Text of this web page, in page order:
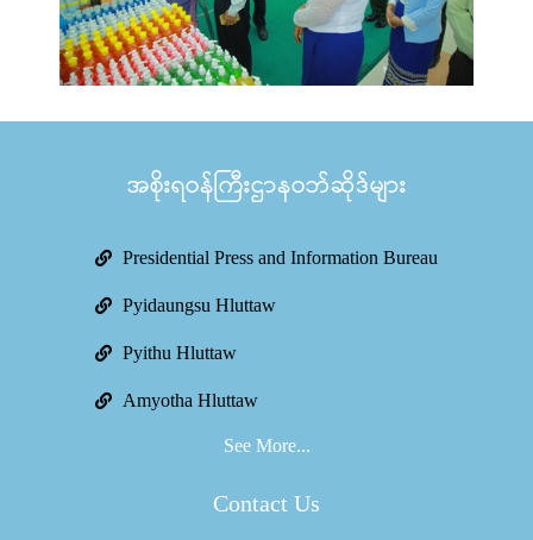
အစိုးရဝန်ကြီးဌာနဝဘ်ဆိုဒ်များ
Presidential Press and Information Bureau
Pyidaungsu Hluttaw
Pyithu Hluttaw
Amyotha Hluttaw
See More...
Contact Us